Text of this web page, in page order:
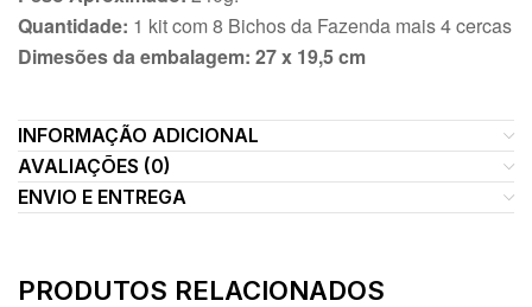
Quantidade: 1 kit com 8 Bichos da Fazenda mais 4 cercas
Dimesões da embalagem: 27 x 19,5cm
INFORMAÇÃO ADICIONAL
AVALIAÇÕES (0)
ENVIO E ENTREGA
PRODUTOS RELACIONADOS